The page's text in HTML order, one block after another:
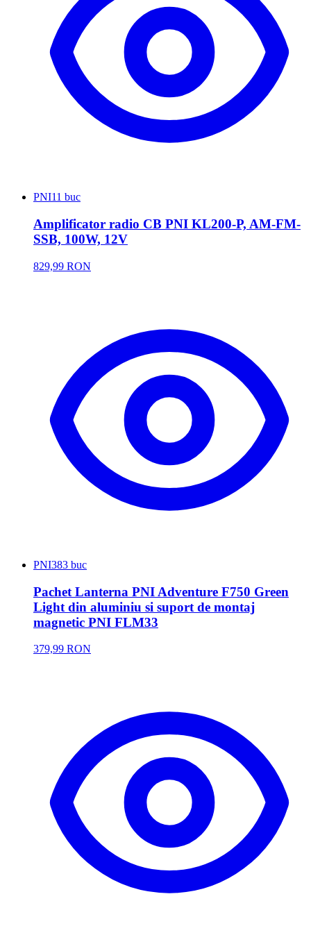
PNI11 buc
Amplificator radio CB PNI KL200-P, AM-FM-
SSB, 100W, 12V
829,99 RON
PNI383 buc
Pachet Lanterna PNI Adventure F750 Green
Light din aluminiu si suport de montaj
magnetic PNI FLM33
379,99 RON